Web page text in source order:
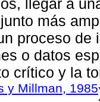
llegar a
más
proceso de
o datos
crítico y la
y Millman, 1985